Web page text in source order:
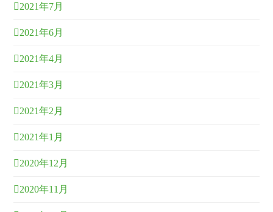
2021年7月
2021年6月
2021年4月
2021年3月
2021年2月
2021年1月
2020年12月
2020年11月